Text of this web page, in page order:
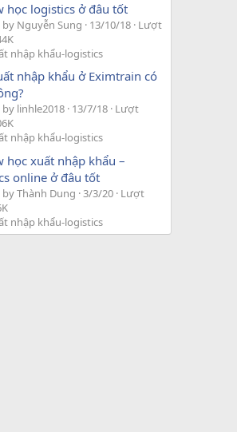
học logistics ở đâu tốt
Nguyễn Sung 13/10/18 Lượt
nhập khẩu-logistics
nhập khẩu ở Eximtrain có
linhle2018 13/7/18 Lượt
nhập khẩu-logistics
học xuất nhập khẩu –
online ở đâu tốt
Thành Dung 3/3/20 Lượt
nhập khẩu-logistics